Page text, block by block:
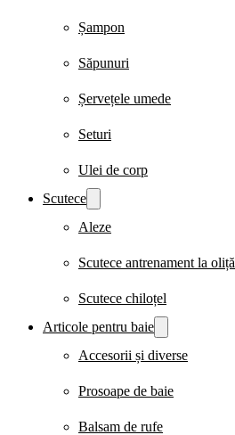
Șampon
Săpunuri
Șervețele umede
Seturi
Ulei de corp
Scutece
Aleze
Scutece antrenament la oliță
Scutece chiloțel
Articole pentru baie
Accesorii și diverse
Prosoape de baie
Balsam de rufe